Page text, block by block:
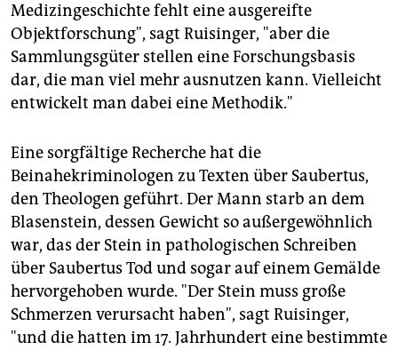
Medizingeschichte fehlt eine ausgereifte
Objektforschung", sagt Ruisinger, "aber die
Sammlungsgüter stellen eine Forschungsbasis
dar, die man viel mehr ausnutzen kann. Vielleicht
entwickelt man dabei eine Methodik."
Eine sorgfältige Recherche hat die
Beinahekriminologen zu Texten über Saubertus,
den Theologen geführt. Der Mann starb an dem
Blasenstein, dessen Gewicht so außergewöhnlich
war, das der Stein in pathologischen Schreiben
über Saubertus Tod und sogar auf einem Gemälde
hervorgehoben wurde. "Der Stein muss große
Schmerzen verursacht haben", sagt Ruisinger,
"und die hatten im 17. Jahrhundert eine bestimmte